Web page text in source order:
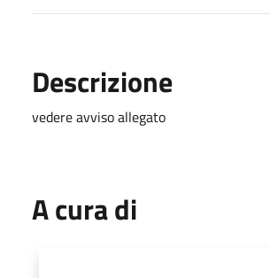
Descrizione
vedere avviso allegato
A cura di